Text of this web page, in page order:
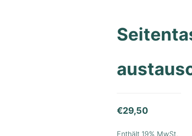
€29,50
Enthält 19% MwSt.